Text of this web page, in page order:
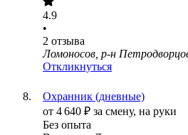
4.9
•
2 отзыва
Ломоносов, р-н
Откликнуться
Охранник (дневные)
от 4 640 ₽ за смену, на руки
Без опыта